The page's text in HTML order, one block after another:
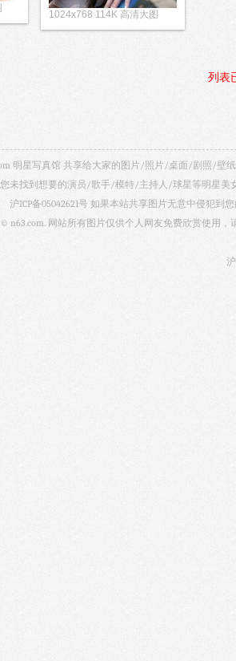
1024x768 114K 高清大图
列表
明星写真馆 共享给大家的图片/照片/桌面/剧照/壁
未找到想要的演员/歌手/模特/主持人/球星等明星美
沪ICP备05042621号 如果本站共享图片无意中侵犯到
© n63.com. 网站所有图片仅供个人网友免费欣赏使用